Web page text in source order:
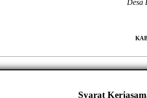
Desa
Syarat